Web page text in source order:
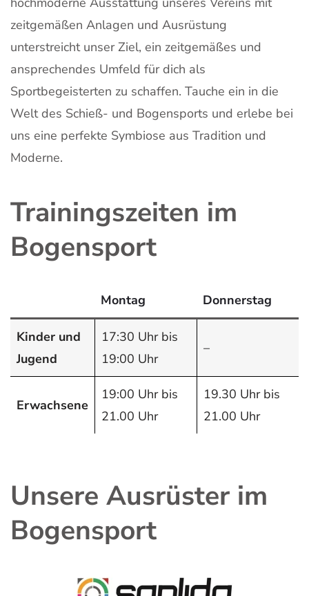
zeitgemäßen Anlagen und Ausrüstung
unterstreicht unser Ziel, ein zeitgemäßes und
ansprechendes Umfeld für dich als
Sportbegeisterten zu schaffen. Tauche ein in die
Welt des Schieß- und Bogensports und erlebe bei
uns eine perfekte Symbiose aus Tradition und
Moderne.
Trainingszeiten im
Bogensport
Montag Donnerstag
Kinder und
Jugend
17:30 Uhr bis
19:00 Uhr
–
Erwachsene
19:00 Uhr bis
21.00 Uhr
19.30 Uhr bis
21.00 Uhr
Unsere Ausrüster im
Bogensport